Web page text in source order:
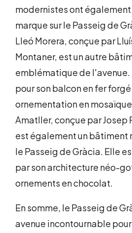
modernistes ont
marque sur le Passeig de
Lleó Morera, conçue par
Montaner, est un autre
emblématique de l'avenue.
pour son balcon en fer
ornementation en
Amatller, conçue par Josep
est également un bâtiment
le Passeig de Gràcia. Elle
par son architecture néo-
ornements en chocolat.
En somme, le Passeig de
avenue incontournable